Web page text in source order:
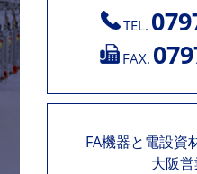
TEL.
FAX.
FA機器と電設資
大阪